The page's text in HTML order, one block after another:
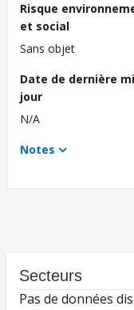
Risque
et social
Sans objet
Date de dernière
jour
N/A
Notes
Secteurs
Pas de données